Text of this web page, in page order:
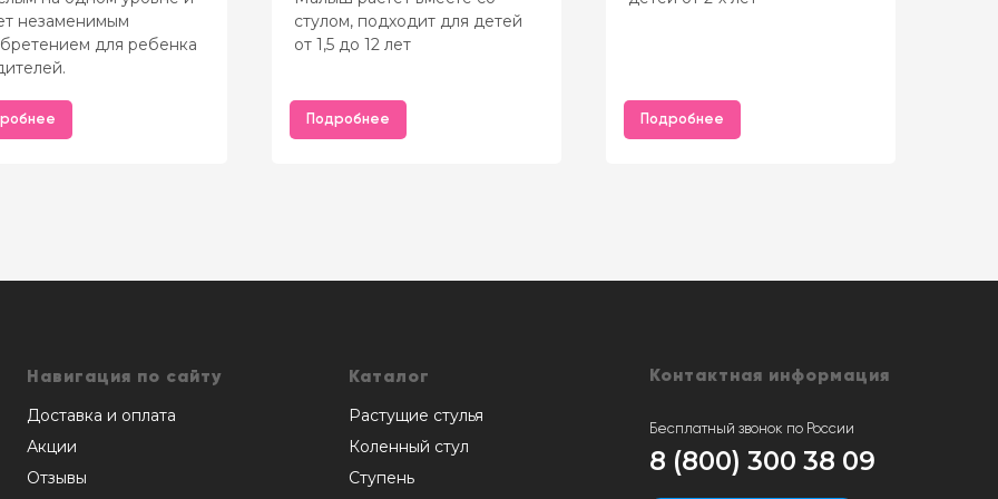
незаменимым
для ребенка
стулом, подходит для детей
от 1,5 до 12 лет
Подробнее Подробнее
Контактная информация
Навигация по сайту Каталог
8 (800) 300 38 09
Бесплатный звонок по России
Ступень
Коленный стул
Растущие стулья
Отзывы
Акции
Доставка и оплата